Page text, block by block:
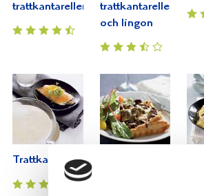
trattkantareller
trattkantareller
och lingon
Trattkantarellsoppa